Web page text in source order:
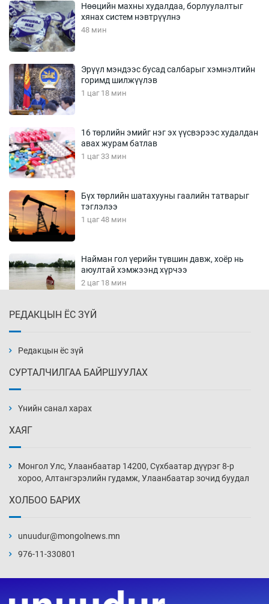
Нөөцийн махны худалдаа, борлуулалтыг
хянах систем нэвтрүүлнэ
48 мин
Эрүүл мэндээс бусад салбарыг хэмнэлтийн
горимд шилжүүлэв
1 цаг 18 мин
16 төрлийн эмийг нэг эх үүсвэрээс худалдан
авах журам батлав
1 цаг 33 мин
Бүх төрлийн шатахууны гаалийн татварыг
тэглэлээ
1 цаг 48 мин
Найман гол үерийн түвшин давж, хоёр нь
аюултай хэмжээнд хүрчээ
2 цаг 18 мин
2 цаг 48 мин
3 цаг 18 мин
3 цаг 48 мин
18 цаг 17 мин
РЕДАКЦЫН ЁС ЗҮЙ
Редакцын ёс зүй
СУРТАЛЧИЛГАА БАЙРШУУЛАХ
Үнийн санал харах
ХАЯГ
Монгол Улс, Улаанбаатар 14200, Сүхбаатар дүүрэг 8-р
хороо, Алтангэрэлийн гудамж, Улаанбаатар зочид буудал
ХОЛБОО БАРИХ
unuudur@mongolnews.mn
976-11-330801